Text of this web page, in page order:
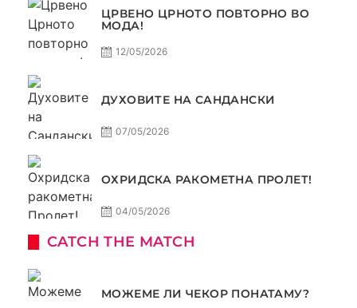
ЦРВЕНО ЦРНОТО ПОВТОРНО ВО
МОДА!
12/05/2026
ДУХОВИТЕ НА САНДАНСКИ
07/05/2026
ОХРИДСКА РАКОМЕТНА ПРОЛЕТ!
04/05/2026
CATCH THE MATCH
МОЖЕМЕ ЛИ ЧЕКОР ПОНАТАМУ?